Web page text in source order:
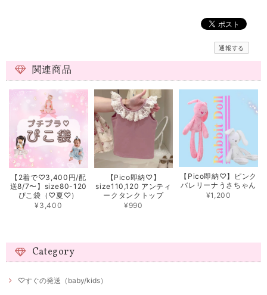
通報する
関連商品
【2着で♡3,400円/配
送8/7〜】size80-120
ぴこ袋（♡夏♡）
¥3,400
【Pico即納♡】
size110,120 アンティ
ークタンクトップ
¥990
【Pico即納♡】ピンク
バレリーナうさちゃん
¥1,200
Category
♡すぐの発送（baby/kids）